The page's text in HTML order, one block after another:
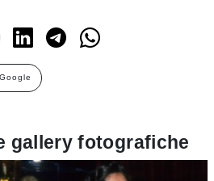
gallery fotografiche